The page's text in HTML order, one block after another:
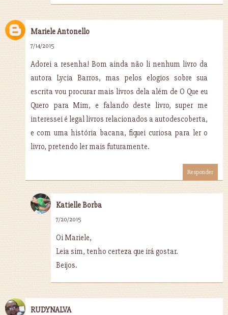
Mariele Antonello
7/14/2015
Adorei a resenha! Bom ainda não li nenhum livro da
autora Lycia Barros, mas pelos elogios sobre sua
escrita vou procurar mais livros dela além de O Que eu
Quero para Mim, e falando deste livro, super me
interessei é legal livros relacionados a autodescoberta,
e com uma história bacana, fiquei curiosa para ler o
livro, pretendo ler mais futuramente.
Responder
Katielle Borba
7/20/2015
Oi Mariele,
Leia sim, tenho certeza que irá gostar.
Beijos.
RUDYNALVA